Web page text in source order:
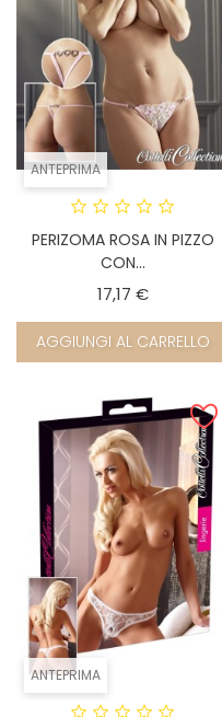
ANTEPRIMA
PERIZOMA ROSA IN PIZZO
CON...
17,17 €Prezzo
AGGIUNGI AL CARRELLO
ANTEPRIMA